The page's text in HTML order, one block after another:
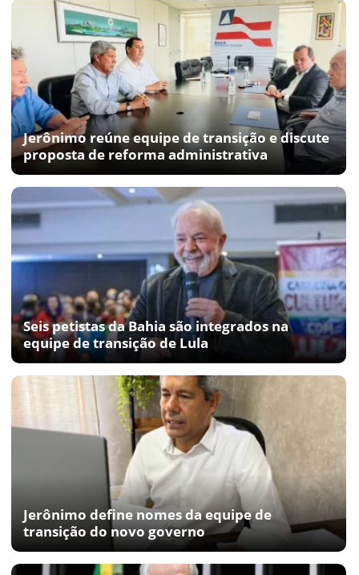
Jerônimo reúne equipe de transição e discute
proposta de reforma administrativa
Seis petistas da Bahia são integrados na
equipe de transição de Lula
Jerônimo define nomes da equipe de
transição do novo governo